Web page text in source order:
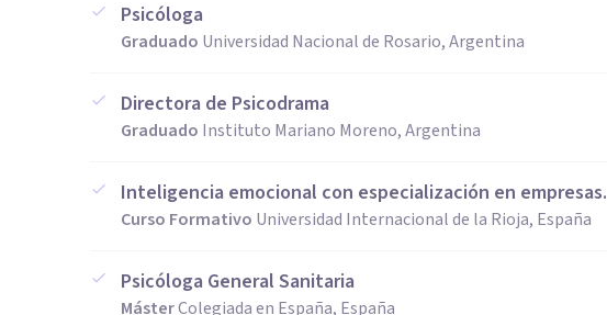
Psicóloga
Graduado Universidad Nacional de Rosario, Argentina
Directora de Psicodrama
Graduado Instituto Mariano Moreno, Argentina
Inteligencia emocional con especialización en empresas.
Curso Formativo Universidad Internacional de la Rioja, España
Psicóloga General Sanitaria
MásterColegiada en España, España